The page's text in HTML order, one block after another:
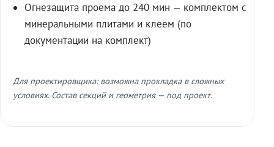
Огнезащита проёма до 240 мин — комплектом с
минеральными плитами и клеем (по
документации на комплект)
Для проектировщика: возможна прокладка в сложных
условиях. Состав секций и геометрия — под проект.